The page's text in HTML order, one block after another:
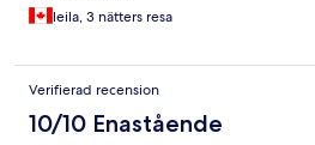
leila, 3 nätters resa
Verifierad recension
10/10 Enastående